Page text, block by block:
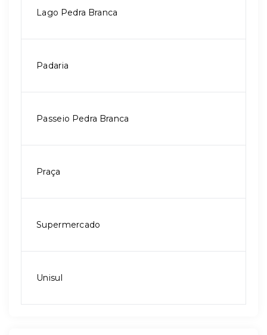
Lago Pedra Branca
Padaria
Passeio Pedra Branca
Praça
Supermercado
Unisul